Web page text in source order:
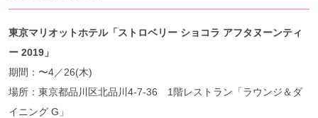
東京マリオットホテル「ストロベリー ショコラ アフタヌーンティ
ー 2019」
期間：〜4／26(木)
場所：東京都品川区北品川4-7-36 1階レストラン「ラウンジ＆ダ
イニング G」